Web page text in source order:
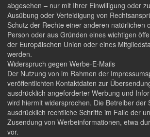
abgesehen – nur mit Ihrer Einwilligung oder
Ausübung oder Verteidigung von
Schutz der Rechte einer anderen natürlichen
Person oder aus Gründen eines wichtigen
der Europäischen Union oder eines
werden.
Widerspruch gegen Werbe-E-Mails
Der Nutzung von im Rahmen der
veröffentlichten Kontaktdaten zur
ausdrücklich angeforderter Werbung und
wird hiermit widersprochen. Die Betreiber der
ausdrücklich rechtliche Schritte im Falle der
Zusendung von Werbeinformationen, etwa
vor.